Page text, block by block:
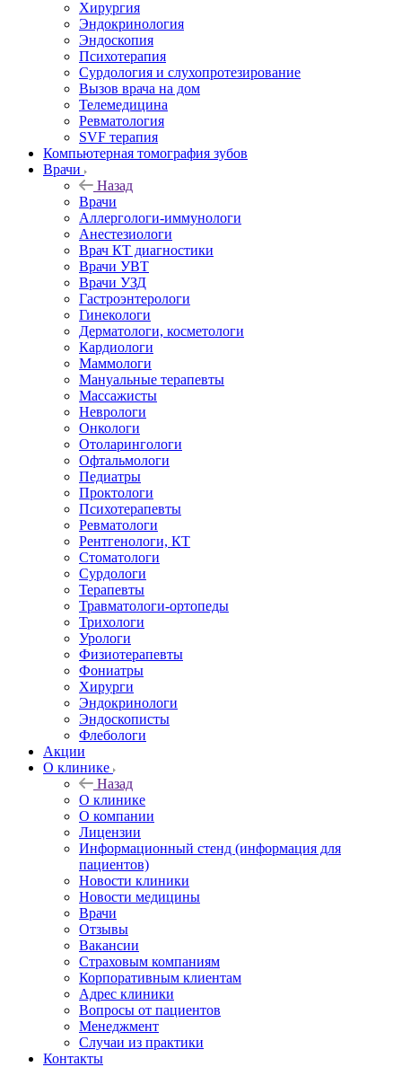
Хирургия
Эндокринология
Эндоскопия
Психотерапия
Сурдология и слухопротезирование
Вызов врача на дом
Телемедицина
Ревматология
SVF терапия
Компьютерная томография зубов
Врачи
Назад
Врачи
Аллергологи-иммунологи
Анестезиологи
Врач КТ диагностики
Врачи УВТ
Врачи УЗД
Гастроэнтерологи
Гинекологи
Дерматологи, косметологи
Кардиологи
Маммологи
Мануальные терапевты
Массажисты
Неврологи
Онкологи
Отоларингологи
Офтальмологи
Педиатры
Проктологи
Психотерапевты
Ревматологи
Рентгенологи, КТ
Стоматологи
Сурдологи
Терапевты
Травматологи-ортопеды
Трихологи
Урологи
Физиотерапевты
Фониатры
Хирурги
Эндокринологи
Эндоскописты
Флебологи
Акции
О клинике
Назад
О клинике
О компании
Лицензии
Информационный стенд (информация для
пациентов)
Новости клиники
Новости медицины
Врачи
Отзывы
Вакансии
Страховым компаниям
Корпоративным клиентам
Адрес клиники
Вопросы от пациентов
Менеджмент
Случаи из практики
Контакты